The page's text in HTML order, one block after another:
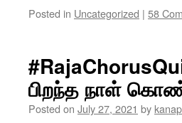
Posted in Uncategorized | 58
பிறந்த நாள்
Posted on July 27, 2021 by